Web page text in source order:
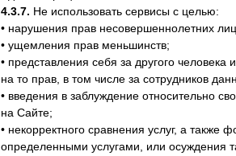
4.3.7. Не использовать сервисы с целью:
• нарушения прав несовершеннолетних
• ущемления прав меньшинств;
• представления себя за другого
на то прав, в том числе за сотрудников
• введения в заблуждение относительно
на Сайте;
• некорректного сравнения услуг, а
определенными услугами, или осуждения